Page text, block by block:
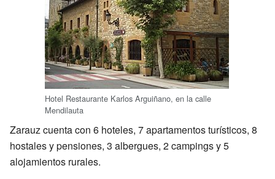
Hotel Restaurante Karlos Arguiñano, en la calle
Mendilauta
Zarauz cuenta con 6 hoteles, 7 apartamentos turísticos, 8
hostales y pensiones, 3 albergues, 2 campings y 5
alojamientos rurales.